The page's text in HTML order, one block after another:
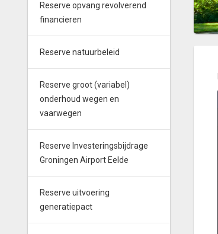
Reserve opvang revolverend
financieren
Reserve natuurbeleid
Reserve groot (variabel)
onderhoud wegen en
vaarwegen
Reserve Investeringsbijdrage
Groningen Airport Eelde
Reserve uitvoering
generatiepact